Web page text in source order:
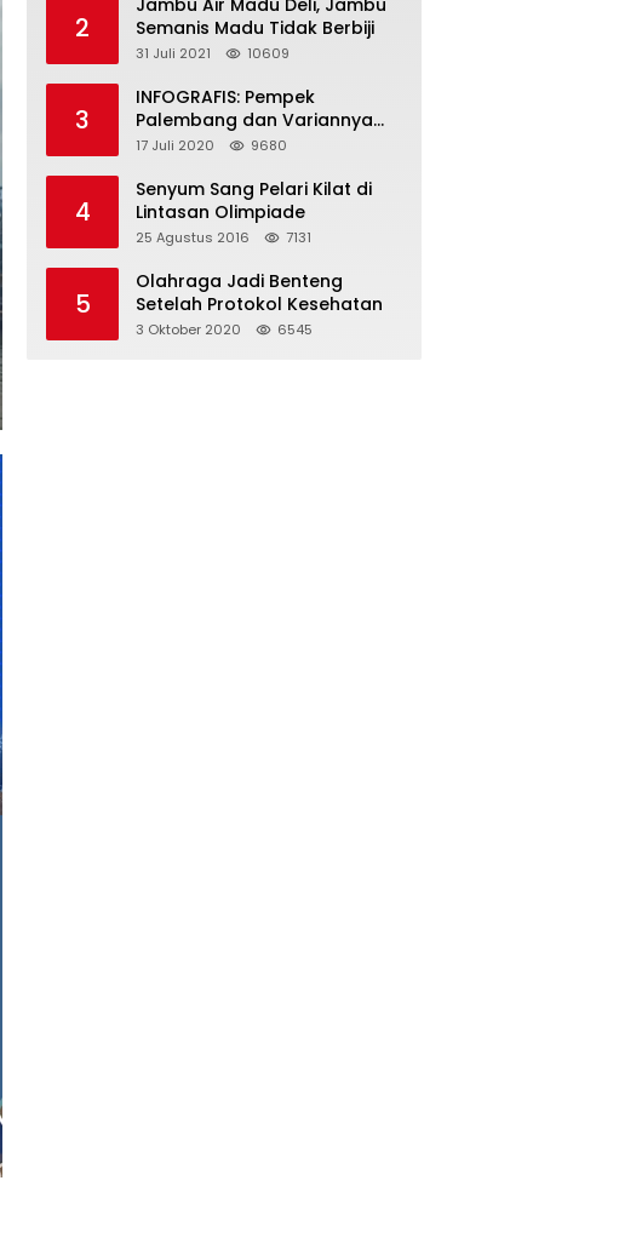
2
Jambu Air Madu Deli, Jambu
Semanis Madu Tidak Berbiji
31 Juli 2021 10609
3
INFOGRAFIS: Pempek
Palembang dan Variannya
yang Melegenda
17 Juli 2020 9680
4
Senyum Sang Pelari Kilat di
Lintasan Olimpiade
25 Agustus 2016 7131
5
Olahraga Jadi Benteng
Setelah Protokol Kesehatan
3 Oktober 2020 6545